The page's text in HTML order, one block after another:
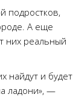
подростков,
А еще
них реальный
найдут и будет
ладони», —